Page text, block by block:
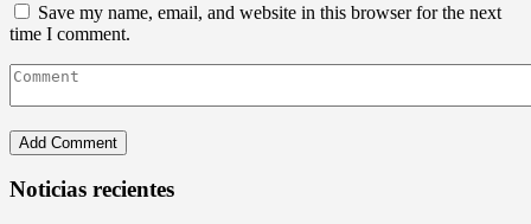
Save my name, email, and website in this browser for the next
time I comment.
Noticias recientes